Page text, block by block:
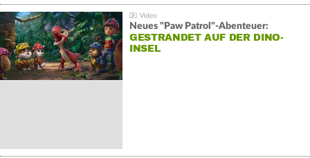
Neues "Paw Patrol"-Abenteuer:
GESTRANDET AUF DER DINO-
INSEL